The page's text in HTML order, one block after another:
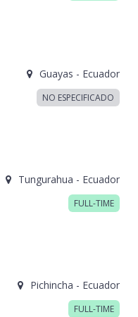
Guayas - Ecuador
NO ESPECIFICADO
Tungurahua - Ecuador
FULL-TIME
Pichincha - Ecuador
FULL-TIME